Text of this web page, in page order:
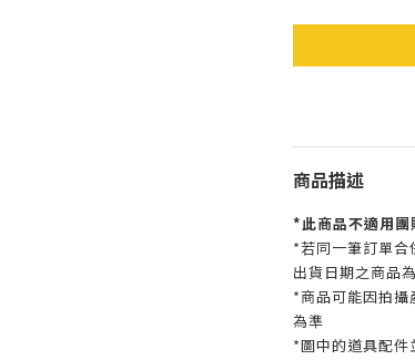
商品描述
*此商品不適用團
*若同一筆訂單
出貨日期之商品
*商品可能因拍攝
為準
*圖中的道具配件